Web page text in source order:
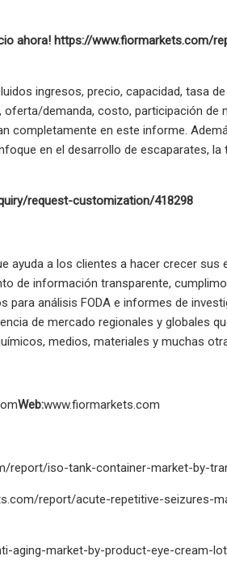
ahora! https://www.fiormarkets.com/
ingresos, precio, capacidad, tasa
demanda, costo, participación de
completamente en este informe.
en el desarrollo de escaparates,
request-customization/418298
ayuda a los clientes a hacer crecer
de información transparente,
análisis FODA e informes de
de mercado regionales y globales
medios, materiales y muchas
Web:www.fiormarkets.com
report/iso-tank-container-market-by-
report/acute-repetitive-seizures-
aging-market-by-product-eye-cream-